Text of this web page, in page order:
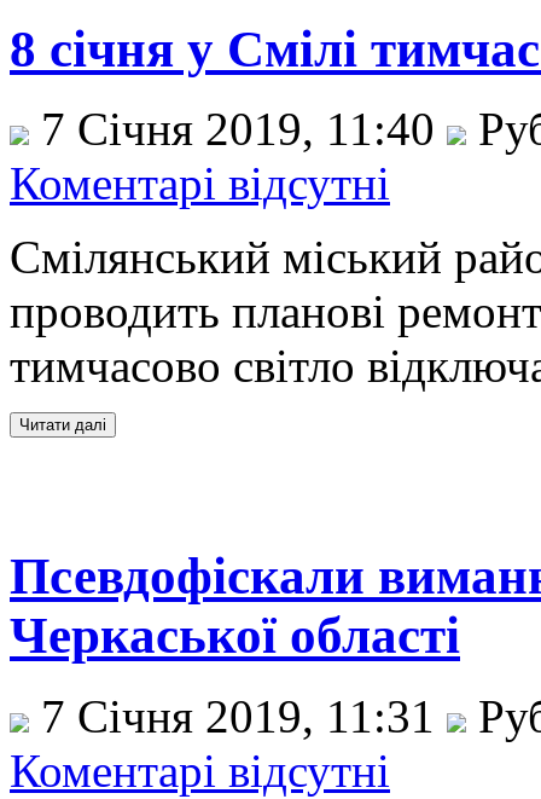
8 січня у Смілі
7 Січня 2019, 11:40
Коментарі відсутні
Смілянський міський
проводить планові
тимчасово світло
Псевдофіскали
Черкаської області
7 Січня 2019, 11:31
Коментарі відсутні